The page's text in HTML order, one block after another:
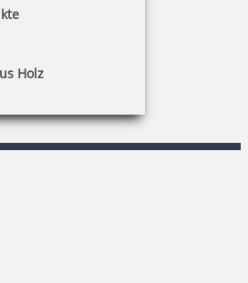
Holz
Schmorrde GmbH & Co. KG